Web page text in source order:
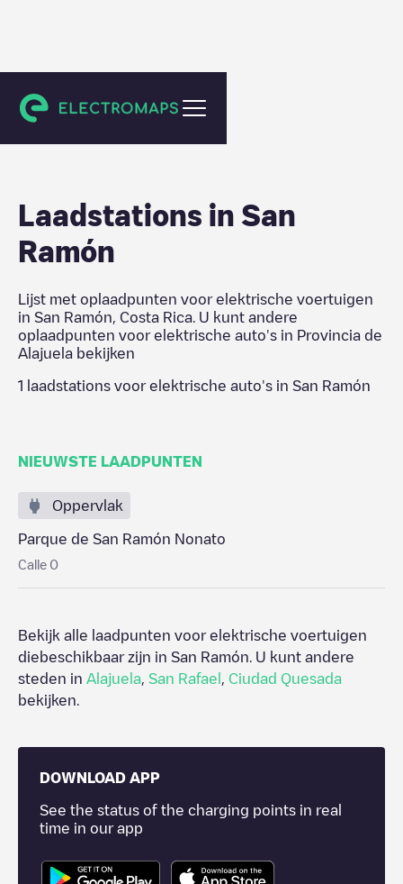
Provincia de Alajuela
Laadstations in San
Ramón
Lijst met oplaadpunten voor elektrische voertuigen
in San Ramón Costa Rica . U kunt andere
oplaadpunten voor elektrische auto's in Provincia de
Alajuela bekijken
1 laadstations voor elektrische auto's in San Ramón
NIEUWSTE LAADPUNTEN
Oppervlak
Parque de San Ramón Nonato
Calle 0
Bekijk alle laadpunten voor elektrische voertuigen
diebeschikbaar zijn in San Ramón . U kunt andere
steden in Alajuela San Rafael
Ciudad Quesada
bekijken.
DOWNLOAD APP
See the status of the charging points in real
time in our app